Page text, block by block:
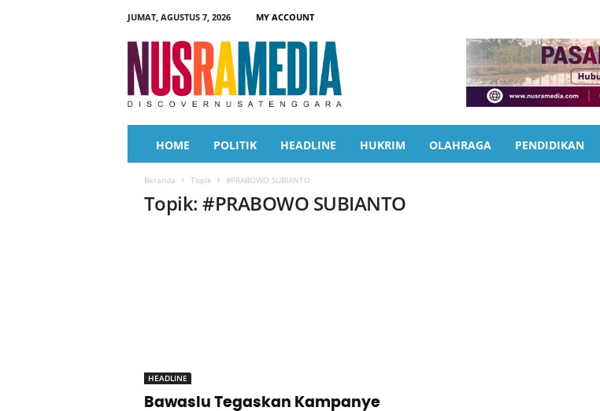
JUMAT, AGUSTUS 7, 2026
MY ACCOUNT
a
HOME POLITIK HEADLINE HUKRIM OLAHRAGA PENDIDIKAN
Beranda Topik #PRABOWO SUBIANTO
Topik: #PRABOWO SUBIANTO
HEADLINE
Bawaslu Tegaskan Kampanye